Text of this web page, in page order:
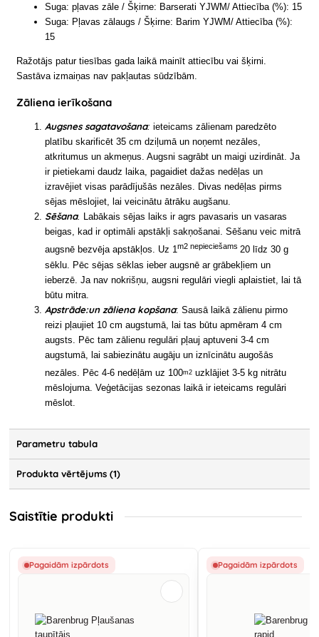
Suga: pļavas zāle / Šķirne: Barserati YJWM/ Attiecība (%): 15
Suga: Pļavas zālaugs / Šķirne: Barim YJWM/ Attiecība (%):
15
Ražotājs patur tiesības gada laikā mainīt attiecību vai šķirni.
Sastāva izmaiņas nav pakļautas sūdzībām.
Zāliena ierīkošana
Augsnes sagatavošana: ieteicams zālienam paredzēto
platību skarificēt 35 cm dziļumā un noņemt nezāles,
atkritumus un akmeņus. Augsni sagrābt un maigi uzirdināt. Ja
ir pietiekami daudz laika, pagaidiet dažas nedēļas un
izravējiet visas parādījušās nezāles. Divas nedēļas pirms
sējas mēslojiet, lai veicinātu ātrāku augšanu.
Sēšana. Labākais sējas laiks ir agrs pavasaris un vasaras
beigas, kad ir optimāli apstākļi sakņošanai. Sēšanu veic mitrā
augsnē bezvēja apstākļos. Uz 1m2 nepieciešams 20 līdz 30 g
sēklu. Pēc sējas sēklas ieber augsnē ar grābekļiem un
ieberzē. Ja nav nokrišņu, augsni regulāri viegli aplaistiet, lai tā
būtu mitra.
Apstrāde:un zāliena kopšana: Sausā laikā zālienu pirmo
reizi pļaujiet 10 cm augstumā, lai tas būtu apmēram 4 cm
augsts. Pēc tam zālienu regulāri pļauj aptuveni 3-4 cm
augstumā, lai sabiezinātu augāju un iznīcinātu augošās
nezāles. Pēc 4-6 nedēļām uz 100m2 uzklājiet 3-5 kg nitrātu
mēslojuma. Veģetācijas sezonas laikā ir ieteicams regulāri
mēslot.
Parametru tabula
Produkta vērtējums (1)
Saistītie produkti
Pagaidām izpārdots Pagaidām izpārdots